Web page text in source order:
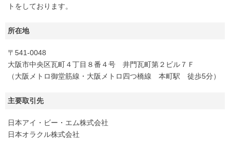
トをしております。
所在地
〒541-0048
大阪市中央区瓦町４丁目８番４号 井門瓦町第２ビル７Ｆ
（大阪メトロ御堂筋線・大阪メトロ四つ橋線 本町駅 徒歩5分）
主要取引先
日本アイ・ビー・エム株式会社
日本オラクル株式会社